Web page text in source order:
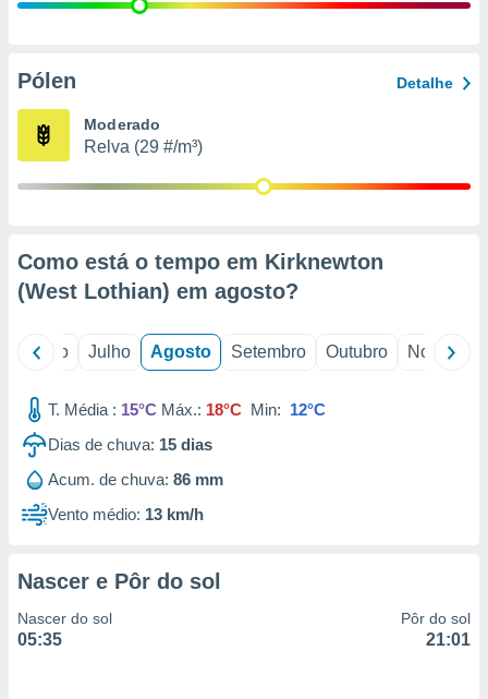
e
de
Pólen Detalhe
Moderado
Relva (29 #/m³)
Como está o tempo em Kirknewton
(West Lothian) em agosto?
Junho Julho Agosto Setembro Outubro Novembro
T. Média : 15°C Máx.: 18°C Min: 12°C
Dias de chuva: 15 dias
Acum. de chuva: 86 mm
Vento médio: 13 km/h
Nascer e Pôr do sol
Nascer do sol
05:35
Pôr do sol
21:01